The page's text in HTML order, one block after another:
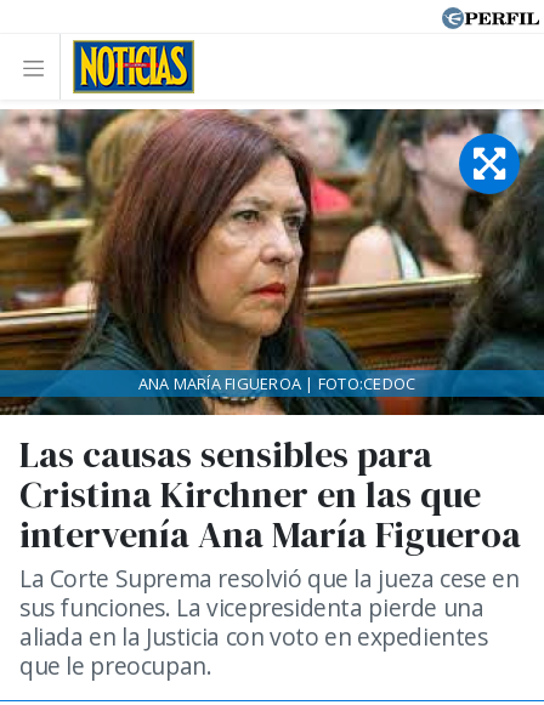
Las causas sensibles para
Cristina Kirchner en las que
intervenía Ana María Figueroa
La Corte Suprema resolvió que la jueza cese en
sus funciones. La vicepresidenta pierde una
aliada en la Justicia con voto en expedientes
que le preocupan.
ANA MARÍA FIGUEROA | FOTO:CEDOC